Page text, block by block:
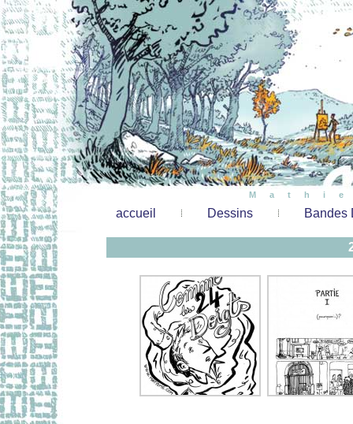
accueil Dessins Bandes